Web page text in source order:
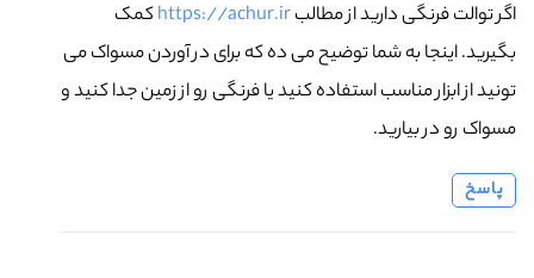
اگر توالت فرنگی دارید از مطالبhttps://achur.irکمک
بگیرید. اینجا به شما توضیح می ده که برای در آوردن مسواک می
تونید از ابزار مناسب استفاده کنید یا فرنگی رو از زمین جدا کنید و
مسواک رو در بیارید.
پاسخ